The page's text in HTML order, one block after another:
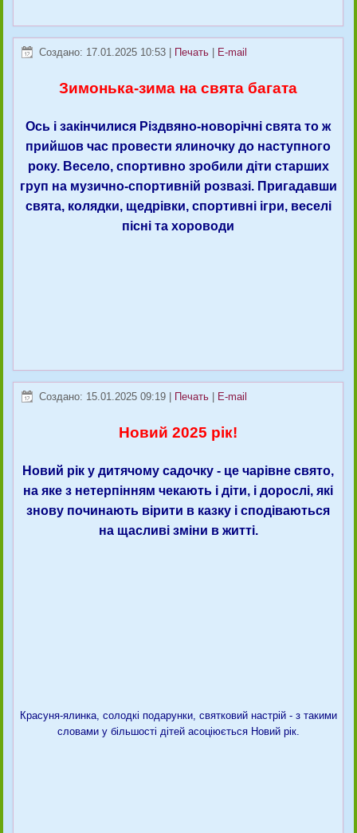
Создано: 17.01.2025 10:53 Печать E-mail
Зимонька-зима на свята багата
Ось і закінчилися Різдвяно-новорічні свята то ж
прийшов час провести ялиночку до наступного
року. Весело, спортивно зробили діти старших
груп на музично-спортивній розвазі. Пригадавши
свята, колядки, щедрівки, спортивні ігри, веселі
пісні та хороводи
Создано: 15.01.2025 09:19 Печать E-mail
Новий 2025 рік!
Новий рік у дитячому садочку - це чарівне свято,
на яке з нетерпінням чекають і діти, і дорослі, які
знову починають вірити в казку і сподіваються
на щасливі зміни в житті.
Красуня-ялинка, солодкі подарунки, святковий настрій - з такими
словами у більшості дітей асоціюється Новий рік.